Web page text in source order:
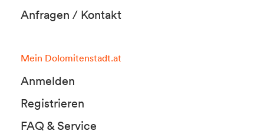
Anfragen / Kontakt
Mein Dolomitenstadt.at
Anmelden
Registrieren
FAQ & Service